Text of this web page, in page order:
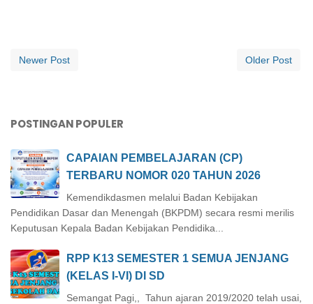
Newer Post Older Post
POSTINGAN POPULER
CAPAIAN PEMBELAJARAN (CP)
TERBARU NOMOR 020 TAHUN 2026
Kemendikdasmen melalui Badan Kebijakan
Pendidikan Dasar dan Menengah (BKPDM) secara resmi merilis
Keputusan Kepala Badan Kebijakan Pendidika...
RPP K13 SEMESTER 1 SEMUA JENJANG
(KELAS I-VI) DI SD
Semangat Pagi,, Tahun ajaran 2019/2020 telah usai,